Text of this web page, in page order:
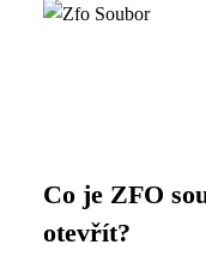
Co je ZFO
otevřít?